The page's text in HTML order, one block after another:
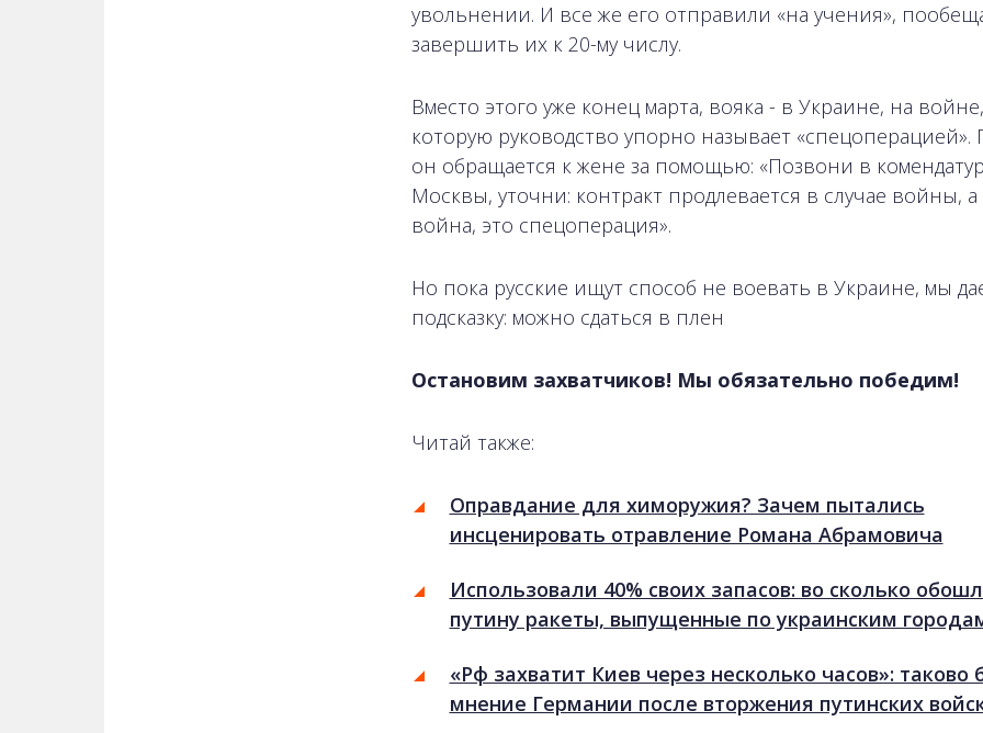
увольнении. И все же его отправили «на учения»,
завершить их к 20-му числу.
Вместо этого уже конец марта, вояка - в Украине, на войне,
которую руководство упорно называет «спецоперацией».
он обращается к жене за помощью: «Позвони в
Москвы, уточни: контракт продлевается в случае войны, а
война, это спецоперация».
Но пока русские ищут способ не воевать в Украине, мы
подсказку: можно сдаться в плен
Остановим захватчиков! Мы обязательно победим!
Читай также:
Оправдание для химоружия? Зачем пытались
инсценировать отравление Романа Абрамовича
Использовали 40% своих запасов: во сколько
путину ракеты, выпущенные по украинским
«Рф захватит Киев через несколько часов»: таково
мнение Германии после вторжения путинских